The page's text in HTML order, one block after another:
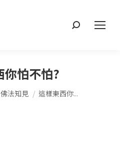
搜
你怕不怕?
佛法知見 這樣東西你...